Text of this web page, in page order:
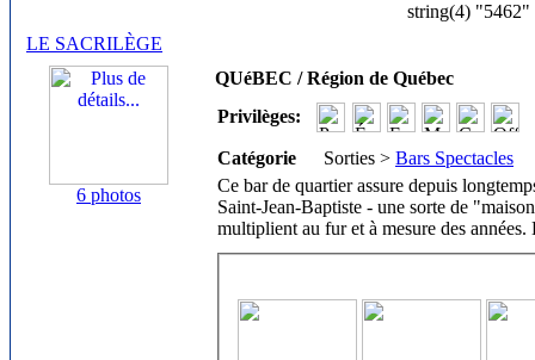
string(4) "5462"
LE SACRILÈGE
6 photos
QUéBEC / Région de Québec
Privilèges:
Catégorie Sorties > Bars Spectacles
Ce bar de quartier assure depuis
Saint-Jean-Baptiste - une sorte de
multiplient au fur et à mesure des